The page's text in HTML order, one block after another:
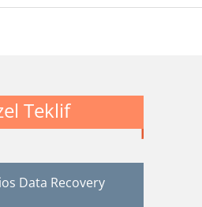
Teklif
Data Recovery